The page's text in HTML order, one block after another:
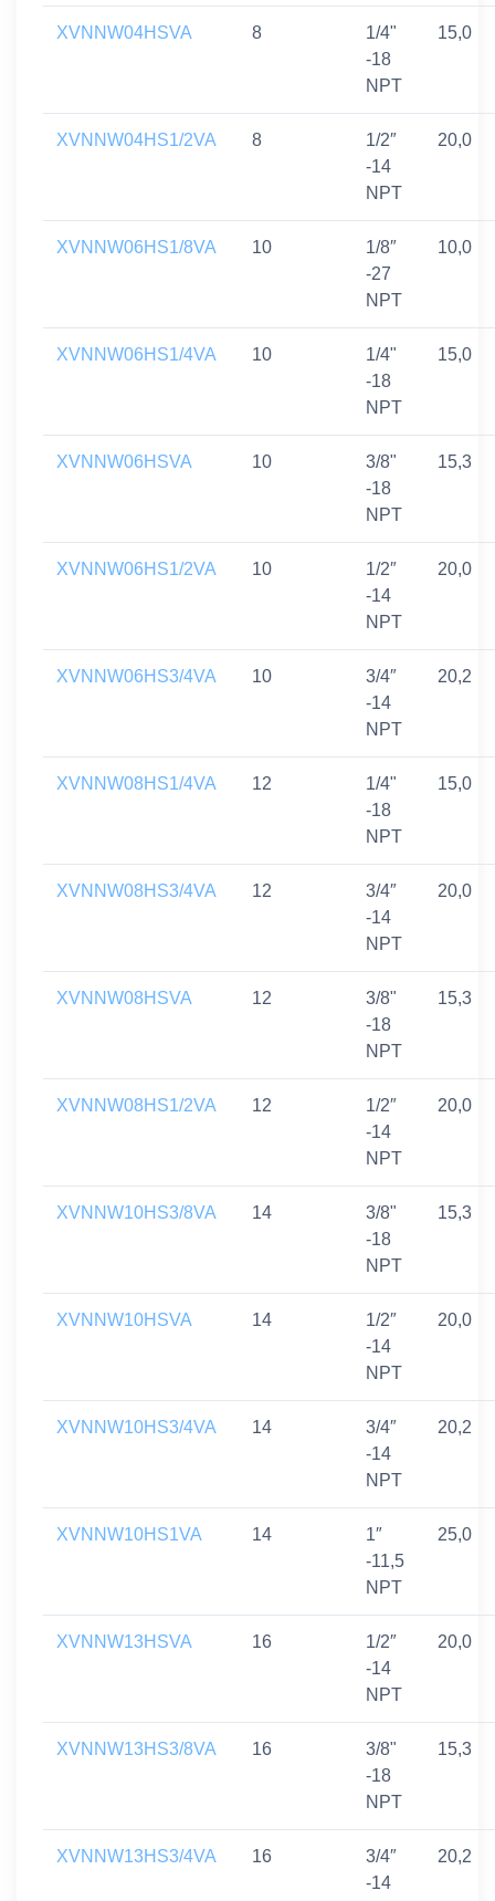
XVNNW04HSVA 8
1/4"
-18
NPT
15,0
XVNNW04HS1/2VA 8
1/2″
-14
NPT
20,0
XVNNW06HS1/8VA 10
1/8″
-27
NPT
10,0
XVNNW06HS1/4VA 10
1/4"
-18
NPT
15,0
XVNNW06HSVA 10
3/8"
-18
NPT
15,3
XVNNW06HS1/2VA 10
1/2″
-14
NPT
20,0
XVNNW06HS3/4VA 10
3/4″
-14
NPT
20,2
XVNNW08HS1/4VA 12
1/4"
-18
NPT
15,0
XVNNW08HS3/4VA 12
3/4″
-14
NPT
20,0
XVNNW08HSVA 12
3/8"
-18
NPT
15,3
XVNNW08HS1/2VA 12
1/2″
-14
NPT
20,0
XVNNW10HS3/8VA 14
3/8"
-18
NPT
15,3
XVNNW10HSVA 14
1/2″
-14
NPT
20,0
XVNNW10HS3/4VA 14
3/4″
-14
NPT
20,2
XVNNW10HS1VA 14
1″
-11,5
NPT
25,0
XVNNW13HSVA 16
1/2″
-14
NPT
20,0
XVNNW13HS3/8VA 16
3/8"
-18
NPT
15,3
XVNNW13HS3/4VA 16
3/4″
-14
20,2